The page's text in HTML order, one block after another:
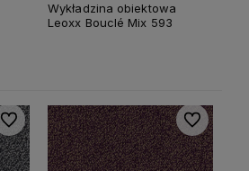
Wykładzina obiektowa
Leoxx Bouclé Mix 593
Do ulubionych Do